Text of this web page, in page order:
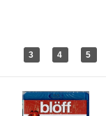
3 4 5